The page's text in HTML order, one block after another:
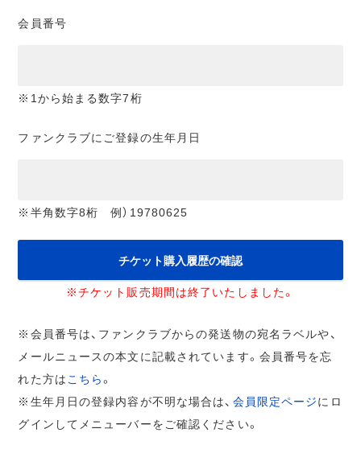
会員番号
※1から始まる数字7桁
ファンクラブにご登録の生年月日
※半角数字8桁 例）19780625
チケット購入履歴の確認
※チケット販売期間は終了いたしました。
※会員番号は、ファンクラブからの発送物の宛名ラベルや、
メールニュースの本文に記載されています。会員番号を忘
れた方は こちら。
※生年月日の登録内容が不明な場合は、 会員限定ページにロ
グインしてメニューバーをご確認ください。